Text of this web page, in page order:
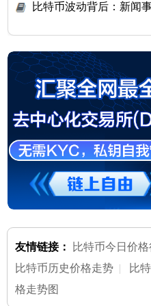
比特币波动背后：新闻
友情链接： 比特币今日价
比特币历史价格走势 | 比
格走势图